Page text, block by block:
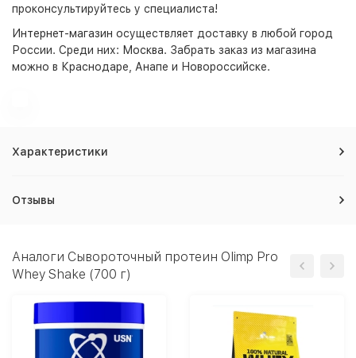
проконсультируйтесь у специалиста!
Интернет-магазин осуществляет доставку в любой город
России. Среди них: Москва. Забрать заказ из магазина
можно в Краснодаре, Анапе и Новороссийске.
Характеристики
Отзывы
Аналоги Сывороточный протеин Olimp Pro
Whey Shake (700 г)